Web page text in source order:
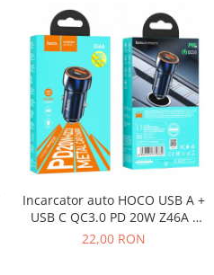
Incarcator auto HOCO USB A +
USB C QC3.0 PD 20W Z46A -
ALBASTRU
22,00 RON